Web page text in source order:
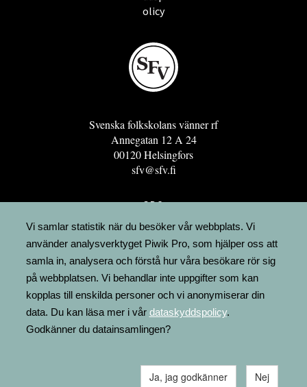
olicy
Svenska folkskolans vänner rf
Annegatan 12 A 24
00120 Helsingfors
sfv@sfv.fi
GRO
FÖRENINGSRESURSEN
MINNESRUNOR.FI
UPPSLAGSVERKET FINLAND
LÄGENHETER
FAKTURERING
Vi samlar statistik när du besöker vår webbplats. Vi
använder analysverktyget Piwik Pro, som hjälper oss att
samla in, analysera och förstå hur våra besökare rör sig
på webbplatsen. Vi behandlar inte uppgifter som kan
kopplas till enskilda personer och vi anonymiserar din
data. Du kan läsa mer i vår dataskyddspolicy.
Godkänner du datainsamlingen?
Ja, jag godkänner Nej